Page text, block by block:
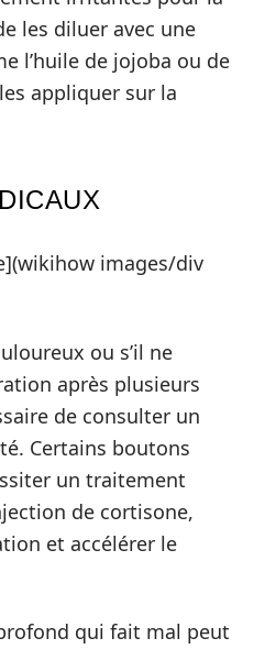
les diluer avec une
l’huile de jojoba ou de
appliquer sur la
images/div
ou s’il ne
après plusieurs
de consulter un
Certains boutons
un traitement
de cortisone,
et accélérer le
qui fait mal peut